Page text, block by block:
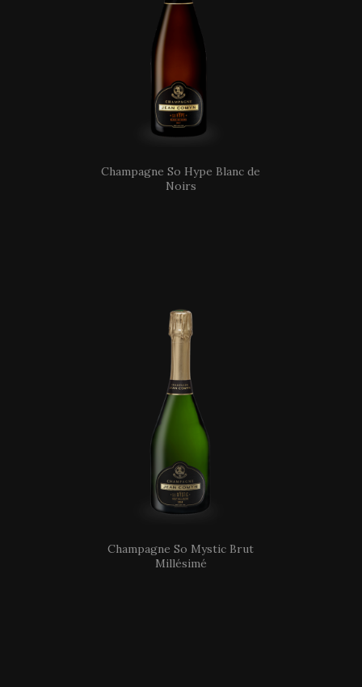
Champagne So Hype Blanc de
Noirs
Champagne So Mystic Brut
Millésimé